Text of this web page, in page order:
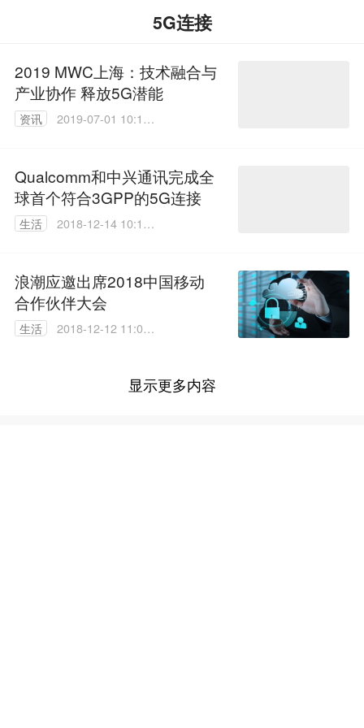
5G连接
2019 MWC上海：技术融合与
产业协作 释放5G潜能
资讯
2019-07-01 10:12:
Qualcomm和中兴通讯完成全
球首个符合3GPP的5G连接
生活
2018-12-14 10:18:
浪潮应邀出席2018中国移动
合作伙伴大会
生活
2018-12-12 11:07:
显示更多内容